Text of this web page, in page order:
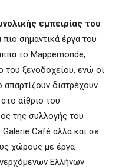
εμπειρίας του
πιο σημαντικά έργα του
το Mappemonde,
του ξενοδοχείου, ενώ οι
διατρέχουν
αίθριο του
της συλλογής του
Galerie Café αλλά και σε
χώρους με έργα
Ελλήνων